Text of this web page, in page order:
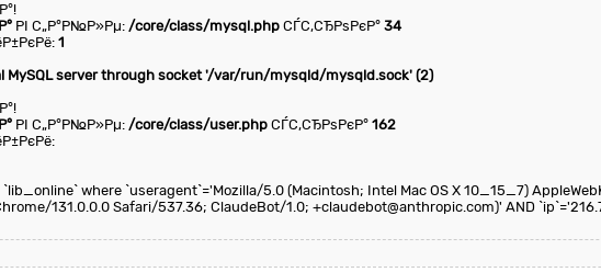
РІ С„Р°Р№Р»Рµ:/core/class/mysql.php СЃС‚СЂРѕРєР°34
1
MySQL server through socket '/var/run/mysqld/mysqld.sock' (2)
РІ С„Р°Р№Р»Рµ:/core/class/user.php СЃС‚СЂРѕРєР°162
where `useragent`='Mozilla/5.0 (Macintosh; Intel Mac OS X 10_15_7)
131.0.0.0 Safari/537.36; ClaudeBot/1.0; +claudebot@anthropic.com)' AND